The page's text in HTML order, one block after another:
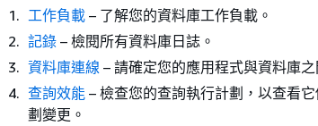
工作負載 – 了解您的資料庫工作負載。
記錄 – 檢閱所有資料庫日誌。
資料庫連線 – 請確定您的應用程式與資料庫
查詢效能 – 檢查您的查詢執行計劃，以查看
劃變更。